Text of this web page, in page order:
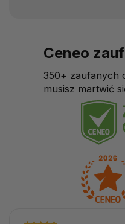
Ceneo
350+ zaufanych
musisz martwić